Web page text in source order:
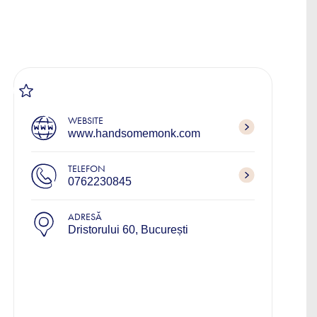
WEBSITE
www.handsomemonk.com
TELEFON
0762230845
ADRESĂ
Dristorului 60, București